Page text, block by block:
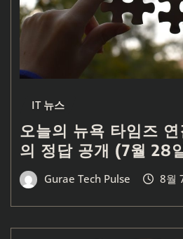
IT 뉴스
오늘의 뉴욕 타임즈
의 정답 공개 (7월 28
Gurae Tech Pulse 8월